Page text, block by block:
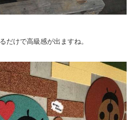
だけで高級感が出ますね。